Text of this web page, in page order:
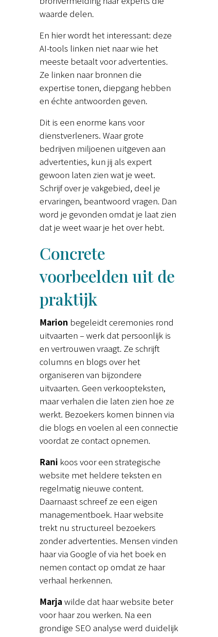
waarde delen.
En hier wordt het interessant: deze
AI-tools linken niet naar wie het
meeste betaalt voor advertenties.
Ze linken naar bronnen die
expertise tonen, diepgang hebben
en échte antwoorden geven.
Dit is een enorme kans voor
dienstverleners. Waar grote
bedrijven miljoenen uitgeven aan
advertenties, kun jij als expert
gewoon laten zien wat je weet.
Schrijf over je vakgebied, deel je
ervaringen, beantwoord vragen. Dan
word je gevonden omdat je laat zien
dat je weet waar je het over hebt.
Concrete
voorbeelden uit de
praktijk
Marion begeleidt ceremonies rond
uitvaarten – werk dat persoonlijk is
en vertrouwen vraagt. Ze schrijft
columns en blogs over het
organiseren van bijzondere
uitvaarten. Geen verkoopteksten,
maar verhalen die laten zien hoe ze
werkt. Bezoekers komen binnen via
die blogs en voelen al een connectie
voordat ze contact opnemen.
Rani koos voor een strategische
website met heldere teksten en
regelmatig nieuwe content.
Daarnaast schreef ze een eigen
managementboek. Haar website
trekt nu structureel bezoekers
zonder advertenties. Mensen vinden
haar via Google of via het boek en
nemen contact op omdat ze haar
verhaal herkennen.
Marja wilde dat haar website beter
voor haar zou werken. Na een
grondige SEO analyse werd duidelijk